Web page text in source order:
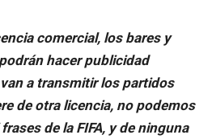
comercial, los bares y
hacer publicidad
a transmitir los partidos
de otra licencia, no podemos
de la FIFA, y de ninguna